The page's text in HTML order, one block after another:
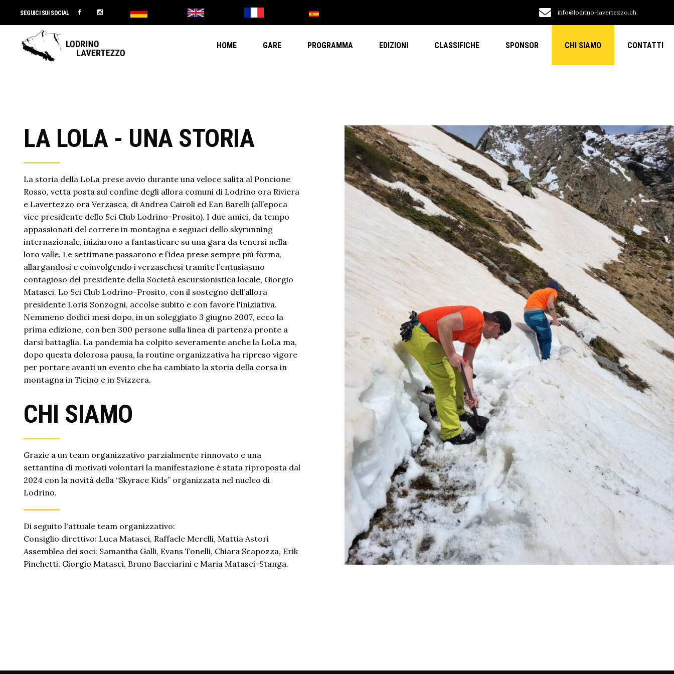
SEGUICI SUI SOCIAL info@lodrino-lavertezzo.ch
HOME GARE PROGRAMMA EDIZIONI CLASSIFICHE SPONSOR CHI SIAMO CONTATTI
LA LOLA - UNA STORIA
La storia della LoLa prese avvio durante una veloce salita al Poncione
Rosso, vetta posta sul confine degli allora comuni di Lodrino ora Riviera
e Lavertezzo ora Verzasca, di Andrea Cairoli ed Ean Barelli (all’epoca
vice presidente dello Sci Club Lodrino-Prosito). I due amici, da tempo
appassionati del correre in montagna e seguaci dello skyrunning
internazionale, iniziarono a fantasticare su una gara da tenersi nella
loro valle. Le settimane passarono e l’idea prese sempre più forma,
allargandosi e coinvolgendo i verzaschesi tramite l’entusiasmo
contagioso del presidente della Società escursionistica locale, Giorgio
Matasci. Lo Sci Club Lodrino-Prosito, con il sostegno dell’allora
presidente Loris Sonzogni, accolse subito e con favore l'iniziativa.
Nemmeno dodici mesi dopo, in un soleggiato 3 giugno 2007, ecco la
prima edizione, con ben 300 persone sulla linea di partenza pronte a
darsi battaglia. La pandemia ha colpito severamente anche la LoLa ma,
dopo questa dolorosa pausa, la routine organizzativa ha ripreso vigore
per portare avanti un evento che ha cambiato la storia della corsa in
montagna in Ticino e in Svizzera.
CHI SIAMO
Grazie a un team organizzativo parzialmente rinnovato e una
settantina di motivati volontari la manifestazione é stata riproposta dal
2024 con la novità della “Skyrace Kids” organizzata nel nucleo di
Lodrino.
Di seguito l'attuale team organizzativo:
Consiglio direttivo: Luca Matasci, Raffaele Merelli, Mattia Astori
Assemblea dei soci: Samantha Galli, Evans Tonelli, Chiara Scapozza, Erik
Pinchetti, Giorgio Matasci, Bruno Bacciarini e Maria Matasci-Stanga.